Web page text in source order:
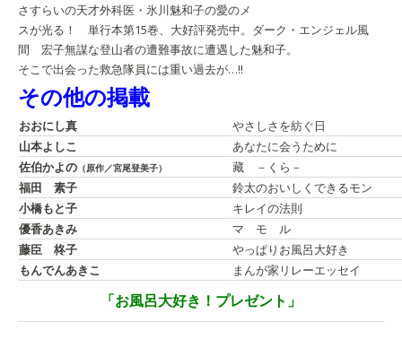
さすらいの天才外科医・氷川魅和子の愛のメ
スが光る！ 単行本第15巻、大好評発売中。 ダーク・エンジェル風
間 宏子無謀な登山者の遭難事故に遭遇した魅和子。
そこで出会った救急隊員には重い過去が…!!
その他の掲載
おおにし真
やさしさを紡ぐ日
山本よしこ
あなたに会うために
佐伯かよの （原作／宮尾登美子）
藏 －くら－
福田 素子
鈴太のおいしくできるモン
小橋もと子
キレイの法則
優香あきみ
マ モ ル
藤臣 柊子
やっぱりお風呂大好き
もんでんあきこ
まんが家リレーエッセイ
「お風呂大好き！プレゼント」